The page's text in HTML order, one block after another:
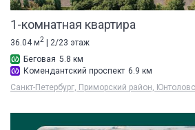
1-комнатная квартира
36.04 м2 | 2/23 этаж
Беговая 5.8 км
Комендантский проспект 6.9 км
Санкт-Петербург, Приморский район,